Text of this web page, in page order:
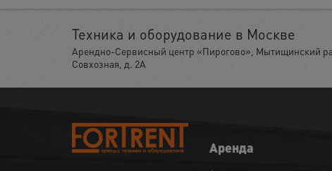
Техника и оборудование в Москве
Арендно-Сервисный центр «Пирогово», Мытищинский
Совхозная, д. 2А
Аренда